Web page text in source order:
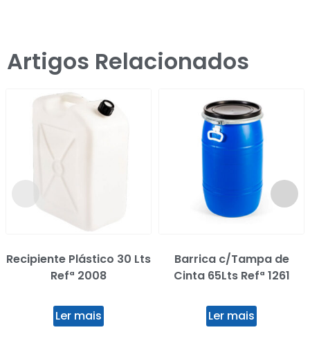
Artigos Relacionados
Recipiente Plástico 30 Lts
Refª 2008
Ler mais
Barrica c/Tampa de
Cinta 65Lts Refª 1261
Ler mais